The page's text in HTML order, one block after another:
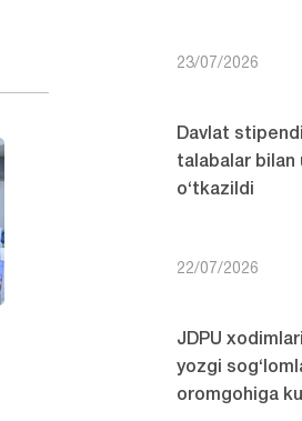
23/07/2026
Davlat
talabalar bilan
o‘tkazildi
22/07/2026
JDPU
yozgi
oromgohiga